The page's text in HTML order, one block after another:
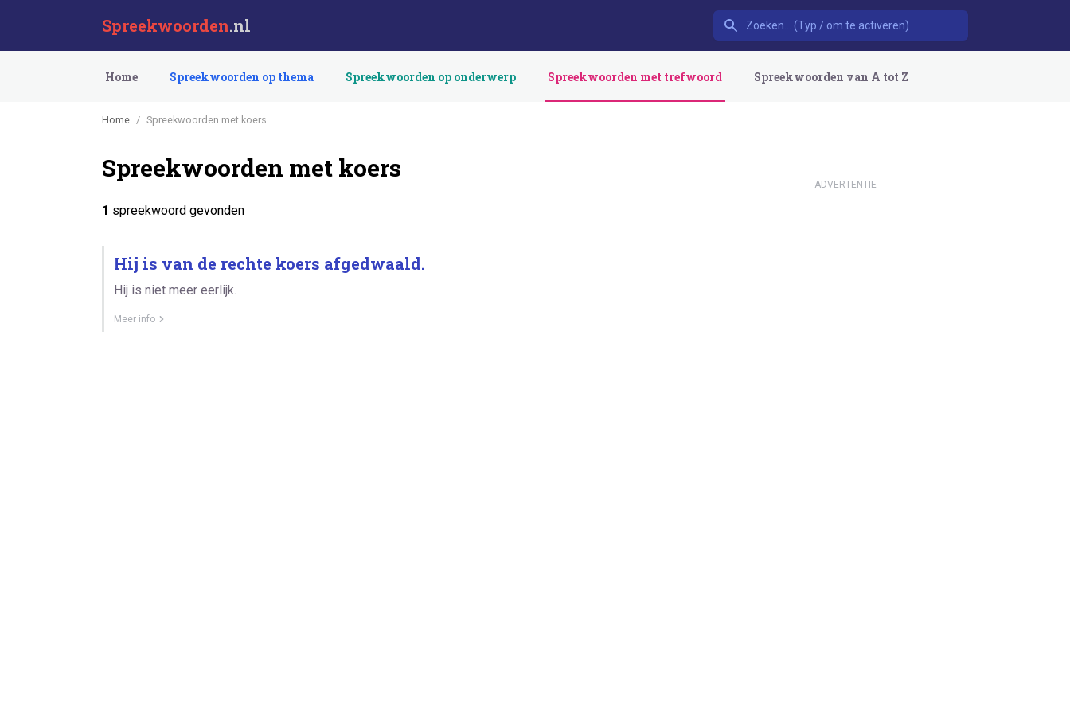
Spreekwoorden.nl
Home Spreekwoorden op thema Spreekwoorden op onderwerp Spreekwoorden met trefwoord Spreekwoorden van A tot Z
Home Spreekwoorden met koers
Spreekwoorden met koers
1 spreekwoord gevonden
Hij is van de rechte koers afgedwaald.
Hij is niet meer eerlijk.
Meer info
ADVERTENTIE